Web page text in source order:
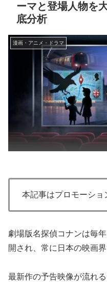
ーマと登場人物を
底分析
漫画・アニメ・ドラマ
本記事はプロモーショ
劇場版名探偵コナンは毎
開され、常に日本の映画
最新作の予告映像が流れ